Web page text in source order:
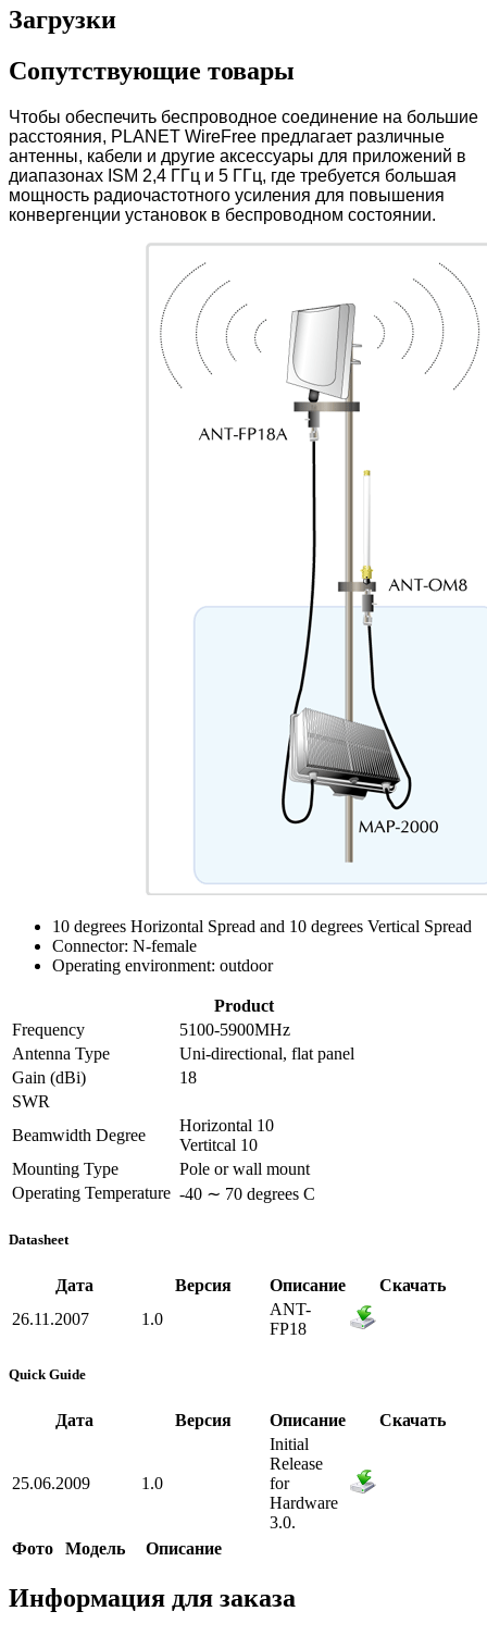
Загрузки
Сопутствующие товары
Чтобы обеспечить беспроводное соединение на большие
расстояния, PLANET WireFree предлагает различные
антенны, кабели и другие аксессуары для приложений в
диапазонах ISM 2,4 ГГц и 5 ГГц, где требуется большая
мощность радиочастотного усиления для повышения
конвергенции установок в беспроводном состоянии.
10 degrees Horizontal Spread and 10 degrees Vertical Spread
Connector: N-female
Operating environment: outdoor
Product
Frequency
5100-5900MHz
Antenna Type
Uni-directional, flat panel
Gain (dBi)
18
SWR
Beamwidth Degree
Horizontal 10
Vertitcal 10
Mounting Type
Pole or wall mount
Operating Temperature -40 ∼ 70 degrees C
Datasheet
Дата Версия Описание
Скачать
26.11.2007
1.0
ANT-
FP18
Quick Guide
Дата Версия Описание Скачать
25.06.2009 1.0
Initial
Release
for
Hardware
3.0.
Фото
Модель Описание
Информация для заказа